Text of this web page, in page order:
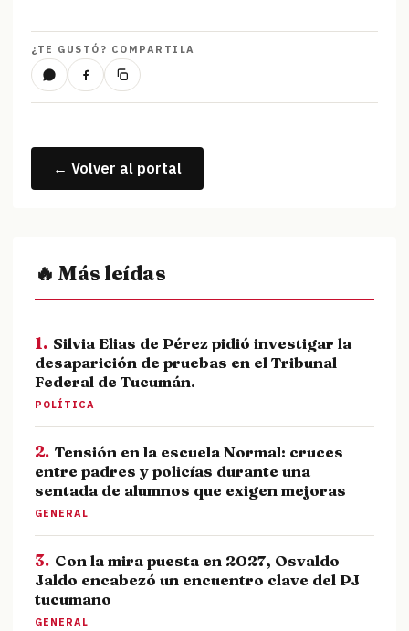
¿TE GUSTÓ? COMPARTILA
← Volver al portal
🔥 Más leídas
1. Silvia Elias de Pérez pidió investigar la
desaparición de pruebas en el Tribunal
Federal de Tucumán.
POLÍTICA
2. Tensión en la escuela Normal: cruces
entre padres y policías durante una
sentada de alumnos que exigen mejoras
GENERAL
3. Con la mira puesta en 2027, Osvaldo
Jaldo encabezó un encuentro clave del PJ
tucumano
GENERAL